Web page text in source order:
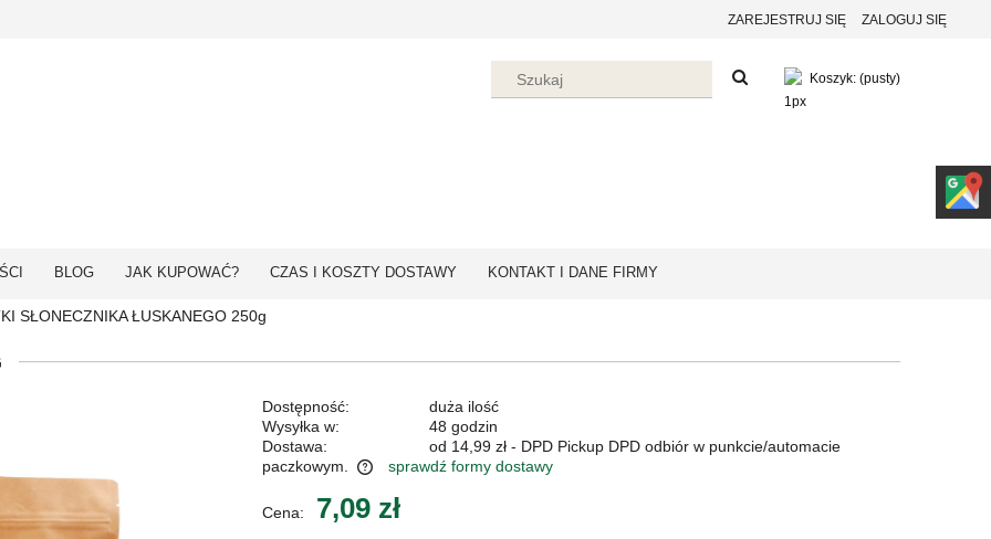
ZAREJESTRUJ SIĘ ZALOGUJ SIĘ
Koszyk: (pusty)
BLOG JAK KUPOWAĆ? CZAS I KOSZTY DOSTAWY KONTAKT I DANE FIRMY
SŁONECZNIKA ŁUSKANEGO 250g
Dostępność:
duża ilość
Wysyłka w:
48 godzin
Dostawa:
od 14,99 zł - DPD Pickup DPD odbiór w punkcie/automacie
paczkowym.
Cena nie zawiera ewentualnych kosztów
sprawdź formy dostawy
Cena: 7,09 zł